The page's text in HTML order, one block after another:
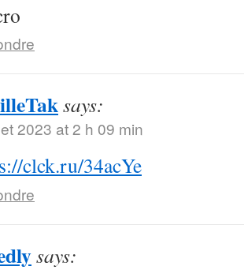
says:
2023 at 2 h 09 min
clck.ru/34acYe
says: